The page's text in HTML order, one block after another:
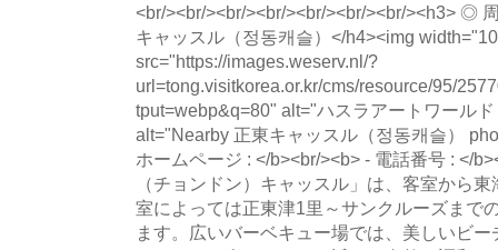
<br/><br/><br/><br/><br/><br/><br/><h3> ◎
キャッスル（정동캐슬）</h4><img
src="https://images.weserv.nl/?
url=tong.visitkorea.or.kr/cms/resource/95/
tput=webp&q=80" alt="ハスラアートワール
alt="Nearby 正東キャッスル（정동캐슬）
ホームページ : </b><br/><b> - 電話番号 : </
（チョンドン）キャッスル」は、客室から
室によっては正東津1里～サンクルーズまで
ます。広いバーベキュー場では、美しいビ